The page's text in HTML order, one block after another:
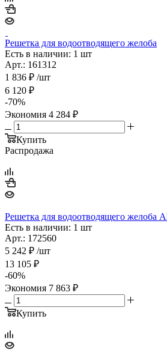
Решетка для водоотводящего желоба
Есть в наличии: 1 шт
Арт.: 161312
1 836 ₽ /шт
6 120 ₽
-70%
Экономия 4 284 ₽
Купить
Распродажа
Решетка для водоотводящего желоба
Есть в наличии: 1 шт
Арт.: 172560
5 242 ₽ /шт
13 105 ₽
-60%
Экономия 7 863 ₽
Купить